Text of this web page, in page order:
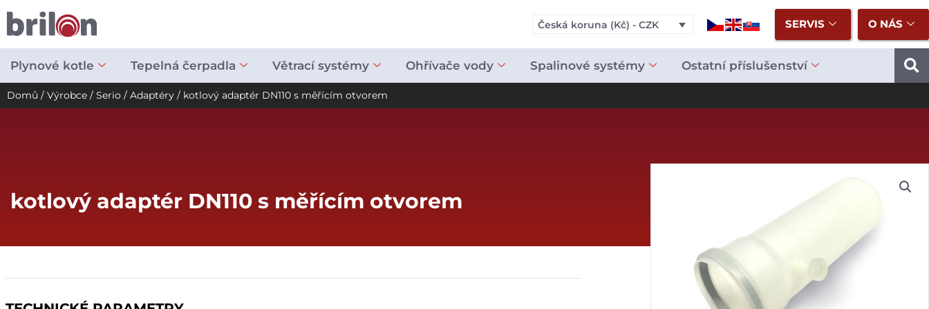
obsah
Česká koruna (Kč) - CZK SERVIS O NÁS
Plynové kotle Tepelná čerpadla Větrací systémy Ohřívače vody Spalinové systémy Ostatní příslušenství
Domů / Výrobce / Serio / Adaptéry / kotlový adaptér DN110 s měřícím otvorem
kotlový adaptér DN110 s měřícím otvorem